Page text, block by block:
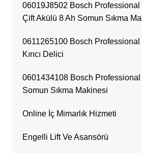
06019J8502 Bosch Professional
Çift Akülü 8 Ah Somun Sıkma
0611265100 Bosch Professional
Kırıcı Delici
0601434108 Bosch
Somun Sıkma Makinesi
Online İç Mimarlık Hizmeti
Engelli Lift Ve Asansörü